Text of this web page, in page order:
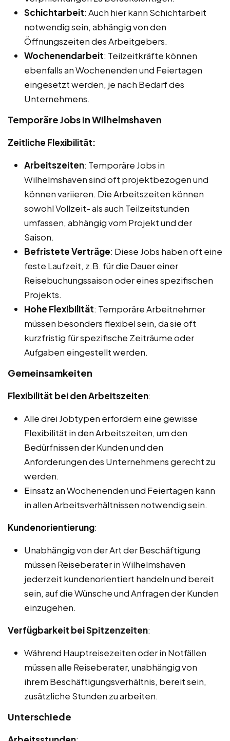
Schichtarbeit: Auch hier kann Schichtarbeit
notwendig sein, abhängig von den
Öffnungszeiten des Arbeitgebers.
Wochenendarbeit: Teilzeitkräfte können
ebenfalls an Wochenenden und Feiertagen
eingesetzt werden, je nach Bedarf des
Unternehmens.
Temporäre Jobs in Wilhelmshaven
Zeitliche Flexibilität:
Arbeitszeiten: Temporäre Jobs in
Wilhelmshaven sind oft projektbezogen und
können variieren. Die Arbeitszeiten können
sowohl Vollzeit- als auch Teilzeitstunden
umfassen, abhängig vom Projekt und der
Saison.
Befristete Verträge: Diese Jobs haben oft eine
feste Laufzeit, z.B. für die Dauer einer
Reisebuchungssaison oder eines spezifischen
Projekts.
Hohe Flexibilität: Temporäre Arbeitnehmer
müssen besonders flexibel sein, da sie oft
kurzfristig für spezifische Zeiträume oder
Aufgaben eingestellt werden.
Gemeinsamkeiten
Flexibilität bei den Arbeitszeiten:
Alle drei Jobtypen erfordern eine gewisse
Flexibilität in den Arbeitszeiten, um den
Bedürfnissen der Kunden und den
Anforderungen des Unternehmens gerecht zu
werden.
Einsatz an Wochenenden und Feiertagen kann
in allen Arbeitsverhältnissen notwendig sein.
Kundenorientierung:
Unabhängig von der Art der Beschäftigung
müssen Reiseberater in Wilhelmshaven
jederzeit kundenorientiert handeln und bereit
sein, auf die Wünsche und Anfragen der Kunden
einzugehen.
Verfügbarkeit bei Spitzenzeiten:
Während Hauptreisezeiten oder in Notfällen
müssen alle Reiseberater, unabhängig von
ihrem Beschäftigungsverhältnis, bereit sein,
zusätzliche Stunden zu arbeiten.
Unterschiede